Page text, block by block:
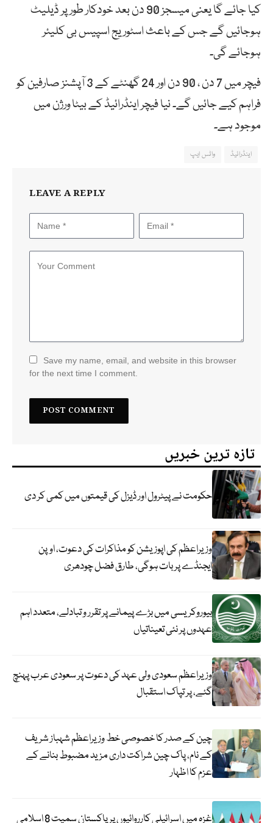
کیاجائےگایعنیمیسجز90 دنبعدخودکارطورپرڈیلیٹ
ہوجائیںگےجسکےباعثاسٹوریجاسپیسبیکلیئر
ہوجائےگی۔
فیچرمیں دن، 90 دناور 24 گھنٹےکے 3 آپشنزصارفینکو
فراہمکیےجائیںگے۔نیافیچراینڈرائیڈکےبیٹاورژنمیں
موجودہے۔
اینڈرائیڈ واٹس ایپ
LEAVE A REPLY
Save my name, email, and website in this browser
for the next time I comment.
تازہ ترین خبریں
حکومت نے پیٹرول اور ڈیزل کی قیمتوں میں کمی کر دی
وزیراعظم کی اپوزیشن کو مذاکرات کی دعوت، اوپن
ایجنڈے پر بات ہوگی، طارق فضل چودھری
بیوروکریسی میں بڑے پیمانے پر تقرر و تبادلے، متعدد اہم
عہدوں پر نئی تعیناتیاں
وزیراعظم سعودی ولی عہد کی دعوت پر سعودی عرب پہنچ
گئے، پر تپاک استقبال
چین کے صدر کا خصوصی خط وزیراعظم شہباز شریف
کے نام، پاک چین شراکت داری مزید مضبوط بنانے کے
عزم کا اظہار
غزہ میں اسرائیلی کارروائیوں پر پاکستان سمیت 8 اسلامی